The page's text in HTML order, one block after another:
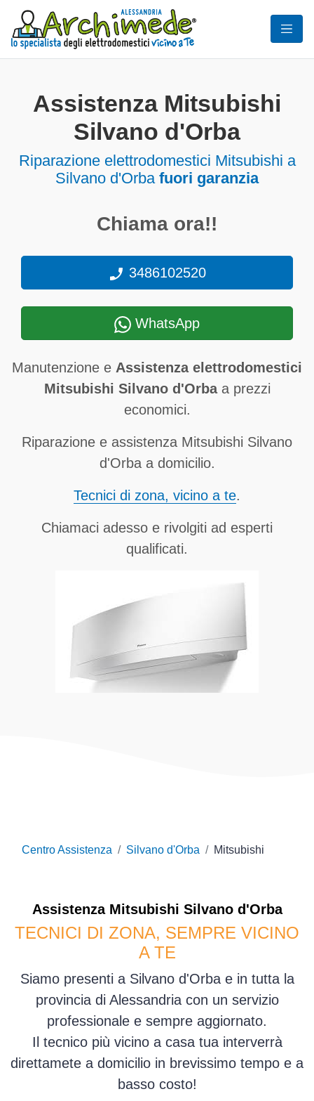
Assistenza Mitsubishi
Silvano d'Orba
Riparazione elettrodomestici Mitsubishi a
Silvano d'Orba fuori garanzia
Chiama ora!!
3486102520
WhatsApp
Manutenzione e Assistenza elettrodomestici
Mitsubishi Silvano d'Orbaa prezzi
economici.
Riparazione e assistenza Mitsubishi Silvano
d'Orba a domicilio.
Tecnici di zona, vicino a te.
Chiamaci adesso e rivolgiti ad esperti
qualificati.
Centro Assistenza Silvano d'Orba Mitsubishi
Assistenza Mitsubishi Silvano d'Orba
TECNICI DI ZONA, SEMPRE VICINO
A TE
Siamo presenti a Silvano d'Orba e in tutta la
provincia di Alessandria con un servizio
professionale e sempre aggiornato.
Il tecnico più vicino a casa tua interverrà
direttamete a domicilio in brevissimo tempo e a
basso costo!